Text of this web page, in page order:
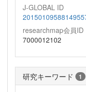
J-GLOBAL ID
researchmap会員ID
7000012102
研究キーワード 1